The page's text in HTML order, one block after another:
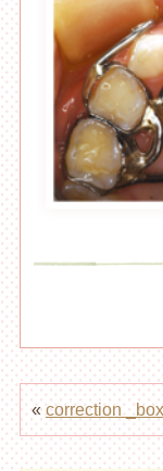
«correction